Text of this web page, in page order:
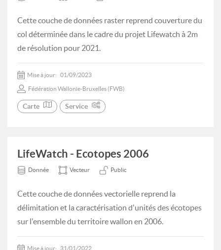
Cette couche de données raster reprend couverture du
col déterminée dans le cadre du projet Lifewatch à 2m
de résolution pour 2021.
Mise à jour: 01/09/2023
Fédération Wallonie-Bruxelles (FWB)
Carte Service
LifeWatch - Ecotopes 2006
Donnée Vecteur Public
Cette couche de données vectorielle reprend la
délimitation et la caractérisation d'unités des écotopes
sur l'ensemble du territoire wallon en 2006.
Mise à jour: 31/01/2022